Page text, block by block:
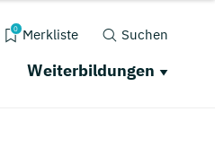
0 Merkliste Suchen
Weiterbildungen